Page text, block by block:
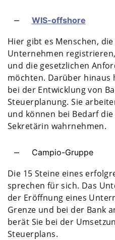
WIS-offshore
Hier gibt es Menschen,
Unternehmen
und die gesetzlichen
möchten. Darüber hinaus
bei der Entwicklung von
Steuerplanung. Sie
und können bei Bedarf
Sekretärin wahrnehmen.
Campio-Gruppe
Die 15 Steine ​​eines
sprechen für sich. Das
der Eröffnung eines
Grenze und bei der Bank
berät Sie bei der
Steuerplans.